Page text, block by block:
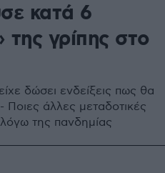
κατά 6
γρίπης στο
δώσει ενδείξεις πως θα
Ποιες άλλες μεταδοτικές
της πανδημίας